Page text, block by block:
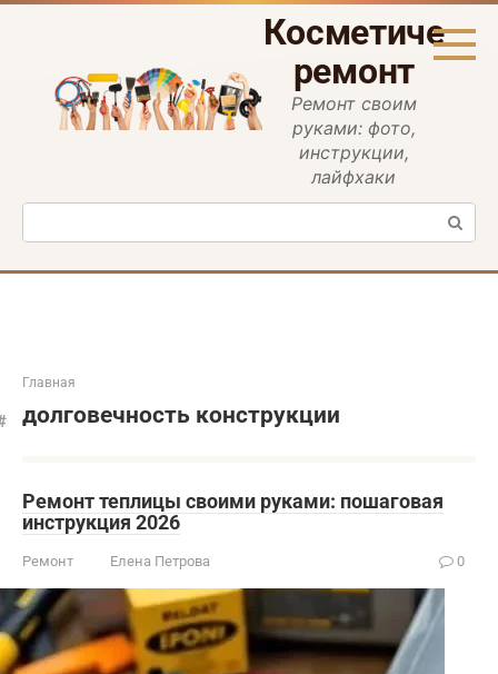
Перейти
ремонт
Ремонт своим
руками: фото,
инструкции,
лайфхаки
Поиск:
Главная
долговечность конструкции
Ремонт теплицы своими руками: пошаговая
инструкция 2026
Ремонт Елена Петрова 0